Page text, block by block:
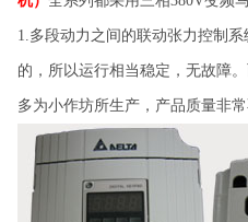
1.多段动力之间的联动张力控制
的，所以运行相当稳定，无故障
多为小作坊所生产，产品质量非